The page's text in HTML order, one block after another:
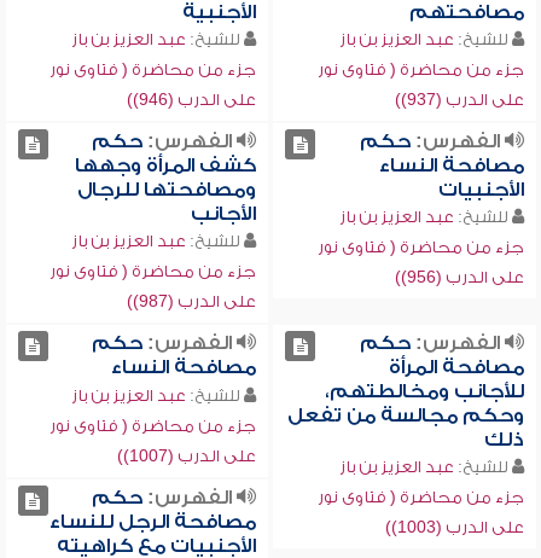
مصافحتهم
للشيخ: عبد العزيز بن باز
جزء من محاضرة ( فتاوى نور
على الدرب (937))
الأجنبية
للشيخ: عبد العزيز بن باز
جزء من محاضرة ( فتاوى نور
على الدرب (946))
الفهرس:حكم
مصافحة النساء
الأجنبيات
للشيخ: عبد العزيز بن باز
جزء من محاضرة ( فتاوى نور
على الدرب (956))
الفهرس:حكم
كشف المرأة وجهها
ومصافحتها للرجال
الأجانب
للشيخ: عبد العزيز بن باز
جزء من محاضرة ( فتاوى نور
على الدرب (987))
الفهرس:حكم
مصافحة المرأة
للأجانب ومخالطتهم،
وحكم مجالسة من تفعل
ذلك
للشيخ: عبد العزيز بن باز
جزء من محاضرة ( فتاوى نور
على الدرب (1003))
الفهرس:حكم
مصافحة النساء
للشيخ: عبد العزيز بن باز
جزء من محاضرة ( فتاوى نور
على الدرب (1007))
الفهرس:حكم
مصافحة الرجل للنساء
الأجنبيات مع كراهيته